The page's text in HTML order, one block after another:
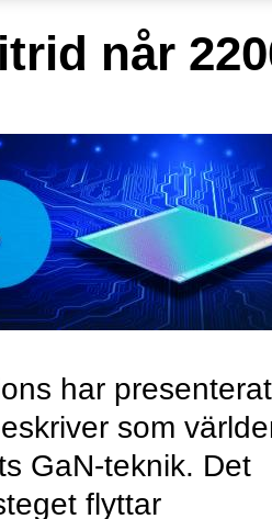
når
har presenterat
som
GaN-teknik. Det
flyttar